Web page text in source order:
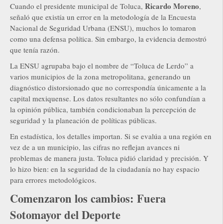
Cuando el presidente municipal de Toluca, Ricardo Moreno,
señaló que existía un error en la metodología de la Encuesta
Nacional de Seguridad Urbana (ENSU), muchos lo tomaron
como una defensa política. Sin embargo, la evidencia demostró
que tenía razón.
La ENSU agrupaba bajo el nombre de “Toluca de Lerdo” a
varios municipios de la zona metropolitana, generando un
diagnóstico distorsionado que no correspondía únicamente a la
capital mexiquense. Los datos resultantes no sólo confundían a
la opinión pública, también condicionaban la percepción de
seguridad y la planeación de políticas públicas.
En estadística, los detalles importan. Si se evalúa a una región en
vez de a un municipio, las cifras no reflejan avances ni
problemas de manera justa. Toluca pidió claridad y precisión. Y
lo hizo bien: en la seguridad de la ciudadanía no hay espacio
para errores metodológicos.
Comenzaron los cambios: Fuera
Sotomayor del Deporte